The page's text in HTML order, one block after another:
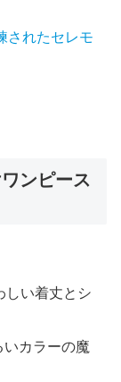
されたセレモ
ンピース
しい着丈とシ
いカラーの魔